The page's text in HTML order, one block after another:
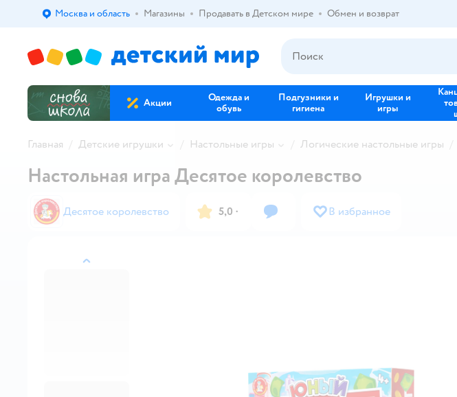
Выбор адреса доставки.
Москва и область Магазины Продавать в Детском мире Обмен и возврат
Акции
Одежда и
обувь
Подгузники и
гигиена
Игрушки и
игры
Главная Детские игрушки Настольные игры Логические настольные игры
назад
Настольная игра Десятое королевство
Десятое королевство 5,0 · В избранное